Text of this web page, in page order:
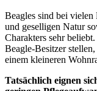
Beagles sind bei
und geselligen Natur
Charakters sehr
Beagle-Besitzer
einem kleineren
Tatsächlich eignen